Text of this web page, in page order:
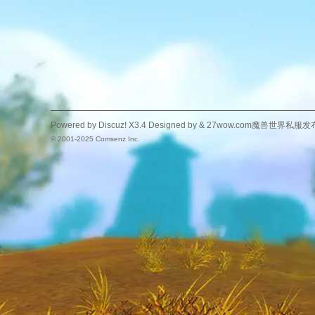
Powered by Discuz! X3.4 Designed by & 27wow.com魔兽世界私服发
© 2001-2025 Comsenz Inc.